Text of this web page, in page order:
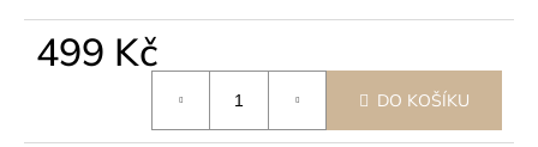
499 Kč
DO KOŠÍKU